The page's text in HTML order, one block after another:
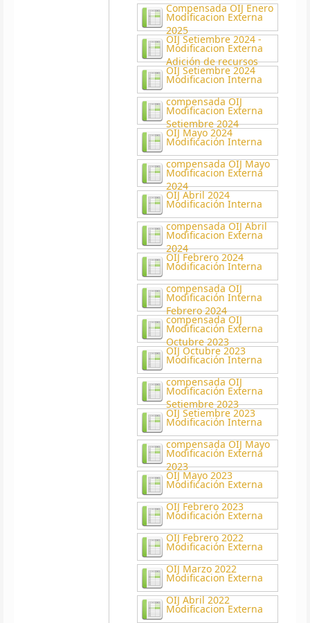
Compensada OIJ Enero
2025
Modificacion Externa
OIJ Setiembre 2024 -
Adición de recursos
Modificacion Externa
OIJ Setiembre 2024
Modificacion Interna
compensada OIJ
Setiembre 2024
Modificacion Externa
OIJ Mayo 2024
Modificación Interna
compensada OIJ Mayo
2024
Modificacion Externa
OIJ Abril 2024
Modificación Interna
compensada OIJ Abril
2024
Modificacion Externa
OIJ Febrero 2024
Modificación Interna
compensada OIJ
Febrero 2024
Modificación Interna
compensada OIJ
Octubre 2023
Modificación Externa
OIJ Octubre 2023
Modificación Interna
compensada OIJ
Setiembre 2023
Modificación Externa
OIJ Setiembre 2023
Modificación Interna
compensada OIJ Mayo
2023
Modificación Externa
OIJ Mayo 2023
Modificación Externa
OIJ Febrero 2023
Modificación Externa
OIJ Febrero 2022
Modificación Externa
OIJ Marzo 2022
Modificacion Externa
OIJ Abril 2022
Modificacion Externa